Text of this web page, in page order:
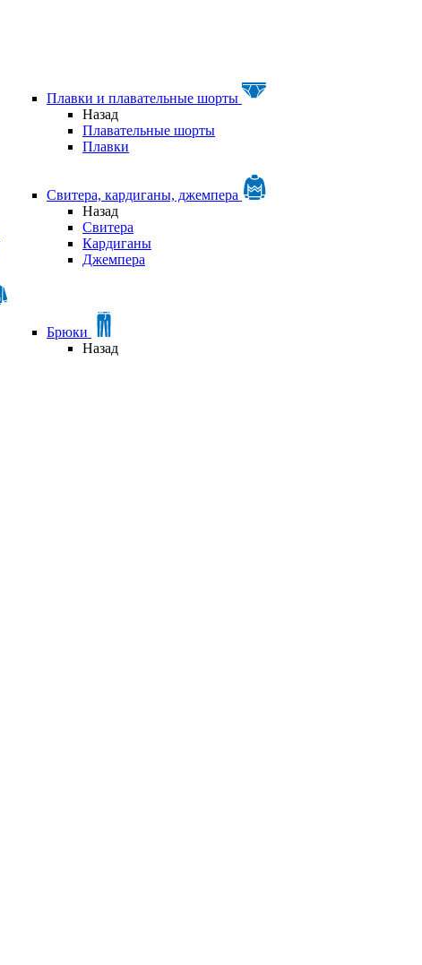
Плавки и плавательные шорты
Назад
Плавательные шорты
Плавки
Свитера, кардиганы, джемпера
Назад
Свитера
Кардиганы
Джемпера
Брюки
Назад